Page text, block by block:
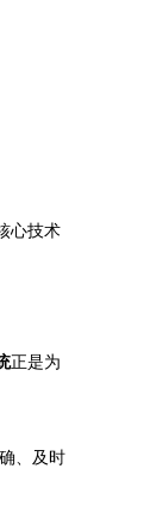
心技术
正是为
、及时